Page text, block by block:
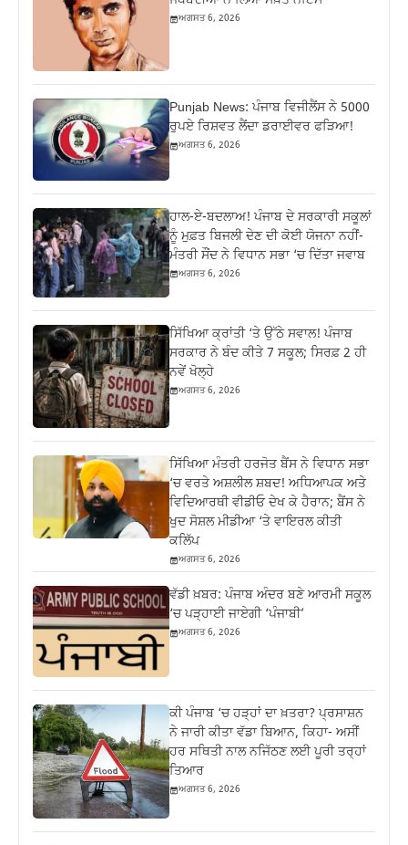
ਅਗਸਤ 6, 2026
Punjab News: ਪੰਜਾਬ ਵਿਜੀਲੈਂਸ ਨੇ 5000
ਰੁਪਏ ਰਿਸ਼ਵਤ ਲੈਂਦਾ ਡਰਾਈਵਰ ਫੜਿਆ!
ਅਗਸਤ 6, 2026
ਹਾਲ-ਏ-ਬਦਲਾਅ! ਪੰਜਾਬ ਦੇ ਸਰਕਾਰੀ ਸਕੂਲਾਂ
ਨੂੰ ਮੁਫ਼ਤ ਬਿਜਲੀ ਦੇਣ ਦੀ ਕੋਈ ਯੋਜਨਾ ਨਹੀਂ-
ਮੰਤਰੀ ਸੌਂਦ ਨੇ ਵਿਧਾਨ ਸਭਾ ‘ਚ ਦਿੱਤਾ ਜਵਾਬ
ਅਗਸਤ 6, 2026
ਸਿੱਖਿਆ ਕ੍ਰਾਂਤੀ ‘ਤੇ ਉੱਠੇ ਸਵਾਲ! ਪੰਜਾਬ
ਸਰਕਾਰ ਨੇ ਬੰਦ ਕੀਤੇ 7 ਸਕੂਲ; ਸਿਰਫ਼ 2 ਹੀ
ਨਵੇਂ ਖੋਲ੍ਹੇ
ਅਗਸਤ 6, 2026
ਸਿੱਖਿਆ ਮੰਤਰੀ ਹਰਜੋਤ ਬੈਂਸ ਨੇ ਵਿਧਾਨ ਸਭਾ
‘ਚ ਵਰਤੇ ਅਸ਼ਲੀਲ ਸ਼ਬਦ! ਅਧਿਆਪਕ ਅਤੇ
ਵਿਦਿਆਰਥੀ ਵੀਡੀਓ ਦੇਖ ਕੇ ਹੈਰਾਨ; ਬੈਂਸ ਨੇ
ਖੁਦ ਸੋਸ਼ਲ ਮੀਡੀਆ ‘ਤੇ ਵਾਇਰਲ ਕੀਤੀ
ਕਲਿੱਪ
ਅਗਸਤ 6, 2026
ਵੱਡੀ ਖ਼ਬਰ: ਪੰਜਾਬ ਅੰਦਰ ਬਣੇ ਆਰਮੀ ਸਕੂਲ
‘ਚ ਪੜ੍ਹਾਈ ਜਾਏਗੀ ‘ਪੰਜਾਬੀ’
ਅਗਸਤ 6, 2026
ਕੀ ਪੰਜਾਬ ‘ਚ ਹੜ੍ਹਾਂ ਦਾ ਖ਼ਤਰਾ? ਪ੍ਰਸਾਸ਼ਨ
ਨੇ ਜਾਰੀ ਕੀਤਾ ਵੱਡਾ ਬਿਆਨ, ਕਿਹਾ- ਅਸੀਂ
ਹਰ ਸਥਿਤੀ ਨਾਲ ਨਜਿੱਠਣ ਲਈ ਪੂਰੀ ਤਰ੍ਹਾਂ
ਤਿਆਰ
ਅਗਸਤ 6, 2026